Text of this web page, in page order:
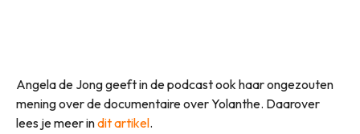
Angela de Jong geeft in de podcast ook haar ongezouten
mening over de documentaire over Yolanthe. Daarover
lees je meer indit artikel.